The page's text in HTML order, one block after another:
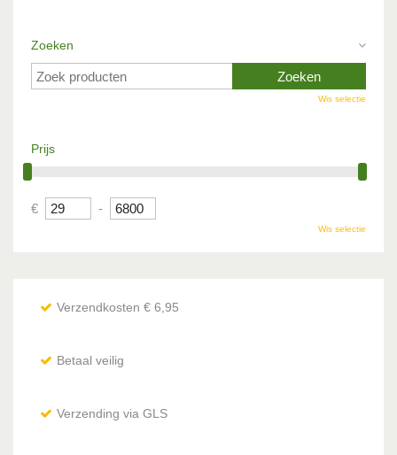
Zoeken
Wis selectie
Prijs
€ -
Wis selectie
Verzendkosten € 6,95
Betaal veilig
Verzending via GLS